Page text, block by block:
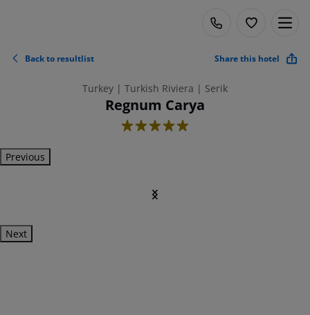
Back to resultlist Share this hotel
Turkey | Turkish Riviera | Serik
Regnum Carya
5
Previous
Next